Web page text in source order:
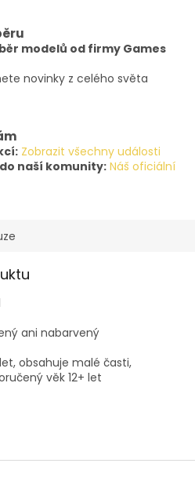
modelů od firmy Games
novinky z celého světa
Zobrazit všechny události
naší komunity: Náš oficiální
ani nabarvený
obsahuje malé časti,
věk 12+ let